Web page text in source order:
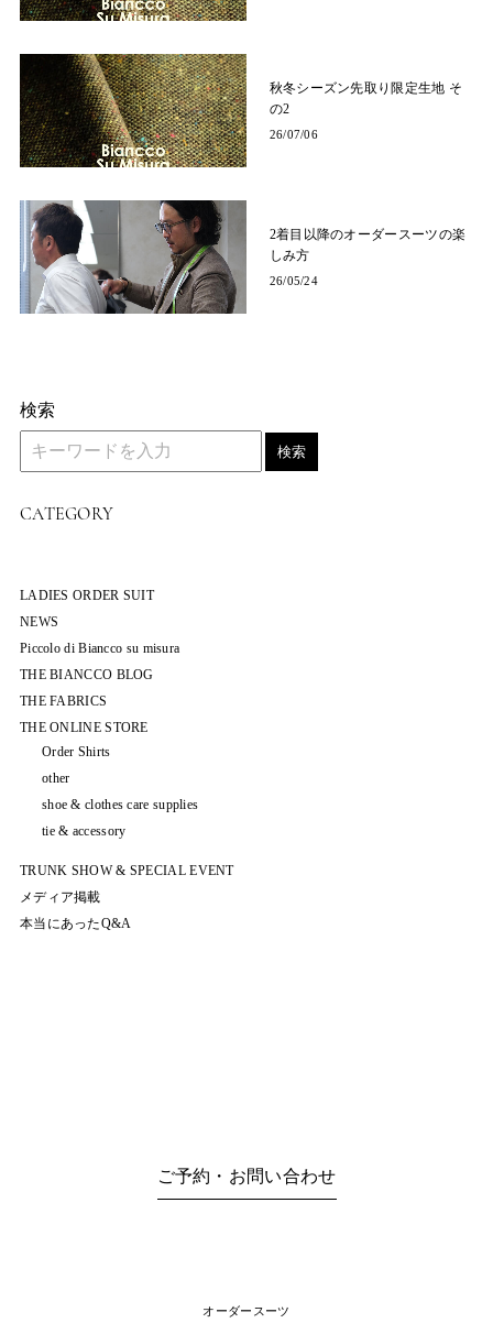
秋冬シーズン先取り限定生地 そ
の2
26/07/06
2着目以降のオーダースーツの楽
しみ方
26/05/24
検索
検索
CATEGORY
LADIES ORDER SUIT
NEWS
Piccolo di Biancco su misura
THE BIANCCO BLOG
THE FABRICS
THE ONLINE STORE
Order Shirts
other
shoe & clothes care supplies
tie & accessory
TRUNK SHOW & SPECIAL EVENT
メディア掲載
本当にあったQ&A
ご予約・お問い合わせ
オーダースーツ